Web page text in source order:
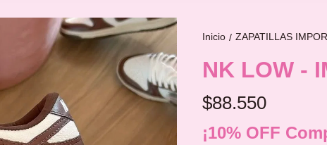
Inicio / ZAPATILLAS
NK LOW -
$88.550
¡10% OFF